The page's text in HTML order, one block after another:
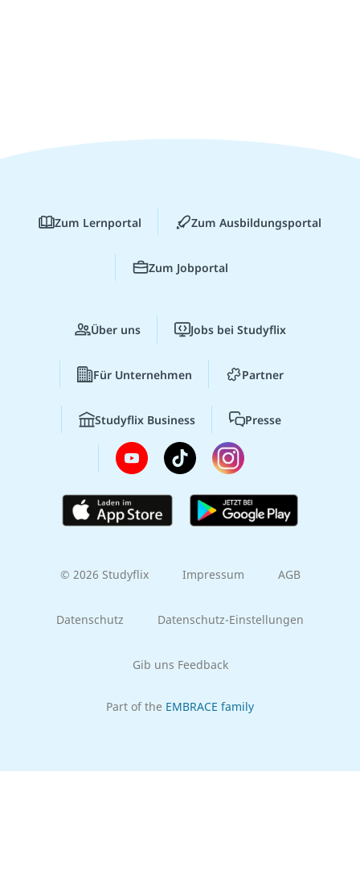
Zum Lernportal Zum Ausbildungsportal
Zum Jobportal
Über uns Jobs bei Studyflix
Für Unternehmen Partner
Studyflix Business Presse
© 2026 Studyflix Impressum AGB
Datenschutz Datenschutz-Einstellungen
Gib uns Feedback
Part of the EMBRACE family